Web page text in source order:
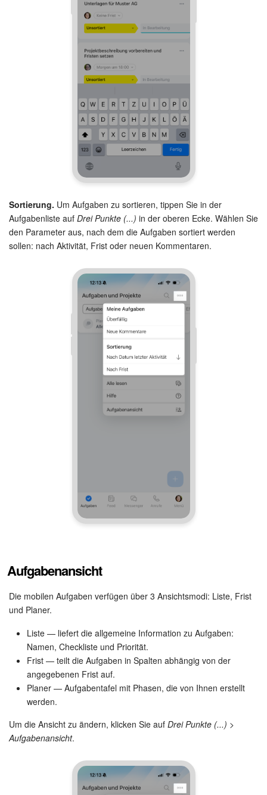
Sortierung. Um Aufgaben zu sortieren, tippen Sie in der
Aufgabenliste auf Drei Punkte (...) in der oberen Ecke. Wählen Sie
den Parameter aus, nach dem die Aufgaben sortiert werden
sollen: nach Aktivität, Frist oder neuen Kommentaren.
Aufgabenansicht
Die mobilen Aufgaben verfügen über 3 Ansichtsmodi: Liste, Frist
und Planer.
Liste — liefert die allgemeine Information zu Aufgaben:
Namen, Checkliste und Priorität.
Frist — teilt die Aufgaben in Spalten abhängig von der
angegebenen Frist auf.
Planer — Aufgabentafel mit Phasen, die von Ihnen erstellt
werden.
Um die Ansicht zu ändern, klicken Sie auf Drei Punkte (...) >
Aufgabenansicht.